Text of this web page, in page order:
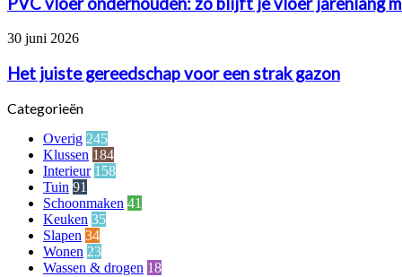
het
zo
blijft
je
vloer
jarenlang
Het
gereedschap
voor
een
strak
gazon
30 juni 2026
Het juiste gereedschap voor een strak gazon
Categorieën
Overig 245
Klussen 184
Interieur 158
Tuin 91
Schoonmaken 41
Keuken 35
Slapen 34
Wonen 23
Wassen & drogen 18